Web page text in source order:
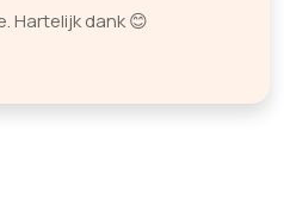
Hartelijk dank 😊